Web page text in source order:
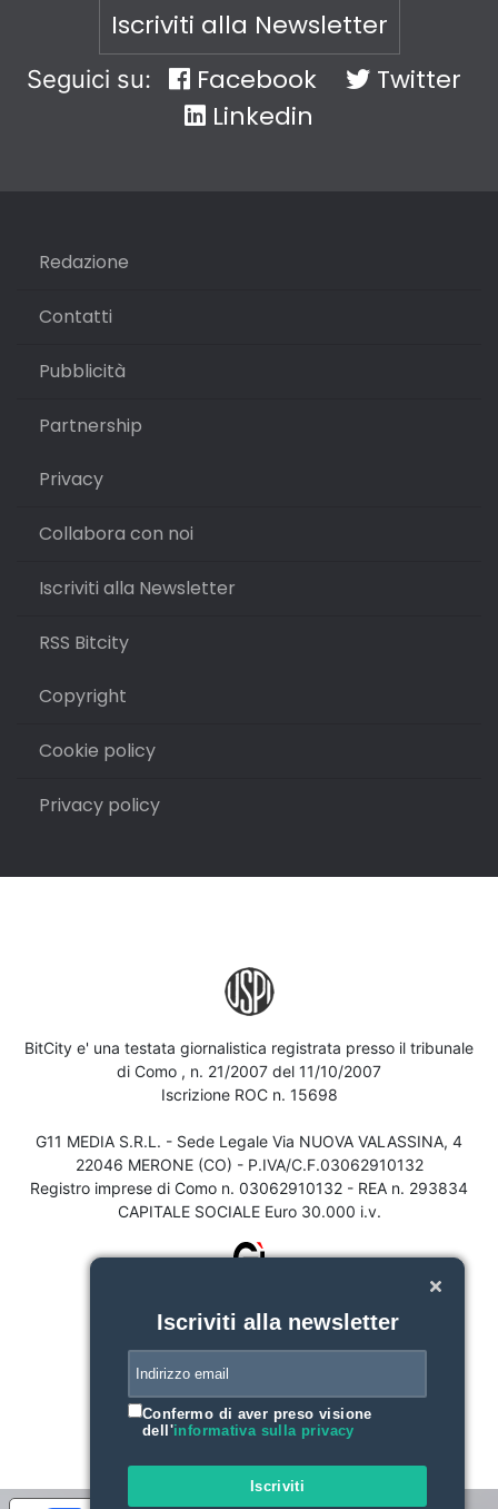
Iscriviti alla Newsletter
Seguici su: Facebook
Twitter
Linkedin
Redazione
Contatti
Pubblicità
Partnership
Privacy
Collabora con noi
Iscriviti alla Newsletter
RSS Bitcity
Copyright
Cookie policy
Privacy policy
BitCity e' una testata giornalistica registrata presso il tribunale
di Como , n. 21/2007 del 11/10/2007
Iscrizione ROC n. 15698
G11 MEDIA S.R.L. - Sede Legale Via NUOVA VALASSINA, 4
22046 MERONE (CO) - P.IVA/C.F.03062910132
Registro imprese di Como n. 03062910132 - REA n. 293834
CAPITALE SOCIALE Euro 30.000 i.v.
Iscriviti alla newsletter
Confermo di aver preso visione
dell'informativa sulla privacy
Iscriviti